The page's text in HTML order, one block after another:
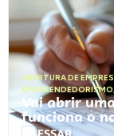
ABERTURA DE
EMPREENDEDORISMO,
Vai abrir
funciona o